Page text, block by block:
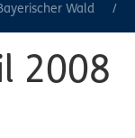
Wald
2008